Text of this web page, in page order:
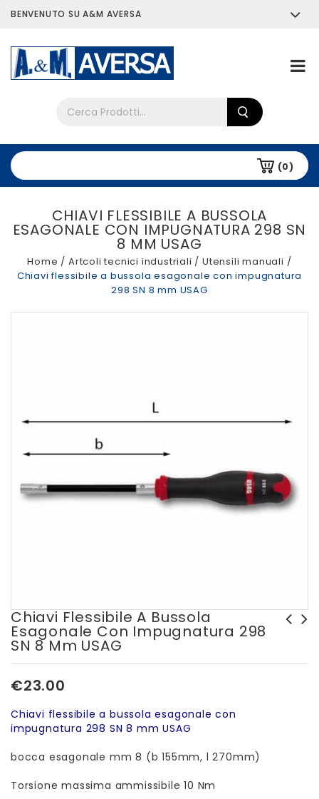
BENVENUTO SU A&M AVERSA
(0)
CHIAVI FLESSIBILE A BUSSOLA
ESAGONALE CON IMPUGNATURA 298 SN
8 MM USAG
Home /Artcoli tecnici industriali /Utensili manuali /
Chiavi flessibile a bussola esagonale con impugnatura
298 SN 8 mm USAG
Chiavi Flessibile A Bussola
Esagonale Con Impugnatura 298
SN 8 Mm USAG
€23.00
Chiavi flessibile a bussola esagonale con
impugnatura 298 SN 8 mm USAG
bocca esagonale mm 8 (b 155mm, l 270mm)
Torsione massima ammissibile 10 Nm